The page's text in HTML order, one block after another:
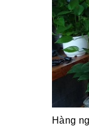
Hàng